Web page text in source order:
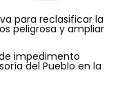
para reclasificar la
peligrosa y ampliar
impedimento
del Pueblo en la